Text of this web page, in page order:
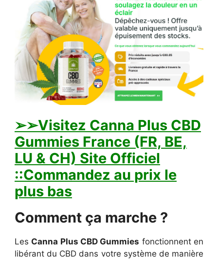
➢➢Visitez Canna Plus CBD
Gummies France (FR, BE,
LU & CH) Site Officiel
::Commandez au prix le
plus bas
Comment ça marche ?
Les Canna Plus CBD Gummies fonctionnent en
libérant du CBD dans votre système de manière